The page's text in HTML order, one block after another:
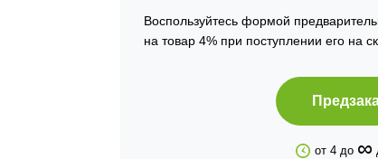
Воспользуйтесь формой
на товар 4% при поступлении его на
от 4 до ∞